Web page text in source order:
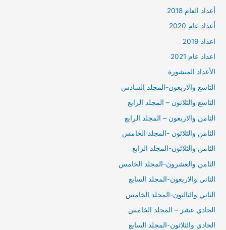
أعداد العام 2018
أعداد عام 2020
اعداد 2019
اعداد عام 2021
الأعداد المنشورة
التاسع والاربعون-المجلد السادس
التاسع والثلانون – المجلد الرابع
الثامن والاربعون – المجلد الرابع
الثامن والثلاثون -المجلد الخامس
الثامن والثلاثون-المجلد الرابع
الثامن والعشرون-المجلد الخامس
الثاني والاربعون-المجلد السابع
الثاني والثالثون-المجلد الخامس
الحادي عشر – المجلد الخامس
الحادي والثلاثون-المجلد السابع